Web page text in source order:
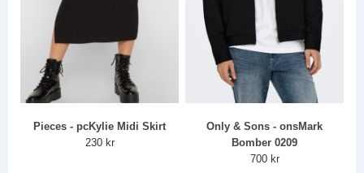
Pieces - pcKylie Midi Skirt
230 kr
Only & Sons - onsMark
Bomber 0209
700 kr